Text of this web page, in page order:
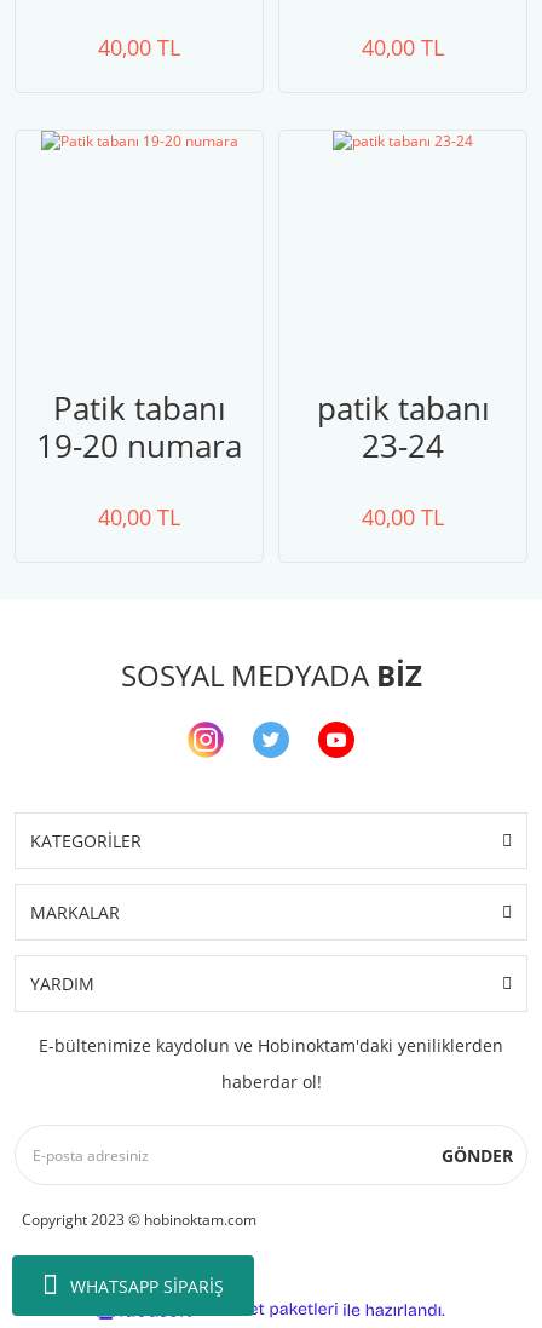
WHATSAPP SİPARİŞ
40,00 TL 40,00 TL
Patik tabanı
19-20 numara
40,00 TL
patik tabanı
23-24
40,00 TL
SOSYAL MEDYADA BİZ
KATEGORİLER
MARKALAR
YARDIM
E-bültenimize kaydolun ve Hobinoktam'daki yeniliklerden
haberdar ol!
GÖNDER
Copyright 2023 © hobinoktam.com
e-